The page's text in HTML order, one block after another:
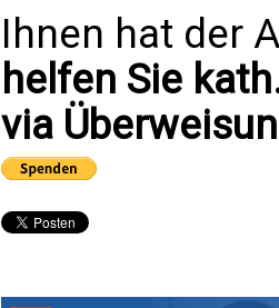
Ihnen hat der
helfen Sie
via